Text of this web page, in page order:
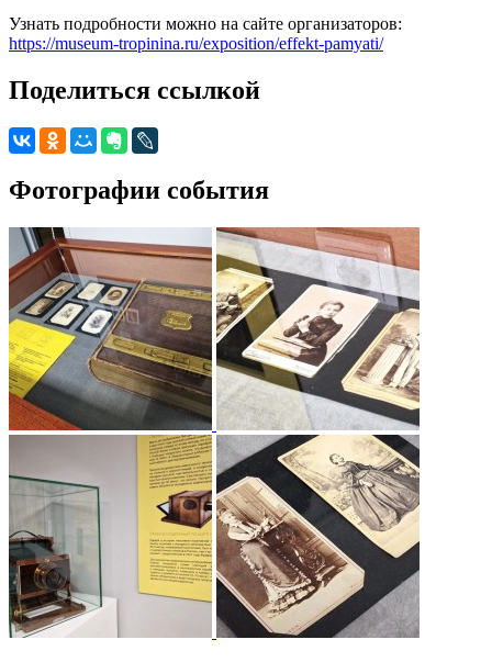
Узнать подробности можно на сайте организаторов:
https://museum-tropinina.ru/exposition/effekt-pamyati/
Поделиться ссылкой
Фотографии события